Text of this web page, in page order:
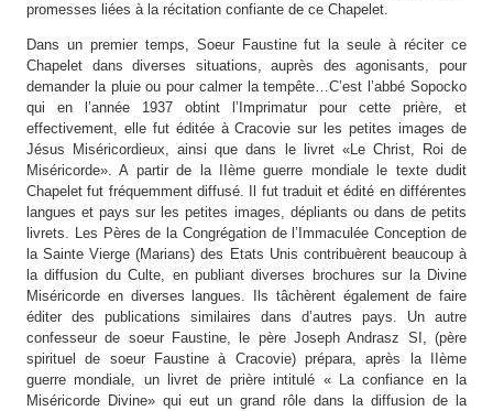
promesses liées à la récitation confiante de ce Chapelet.
Dans un premier temps, Soeur Faustine fut la seule à réciter ce
Chapelet dans diverses situations, auprès des agonisants, pour
demander la pluie ou pour calmer la tempête…C’est l’abbé Sopocko
qui en l’année 1937 obtint l’Imprimatur pour cette prière, et
effectivement, elle fut éditée à Cracovie sur les petites images de
Jésus Miséricordieux, ainsi que dans le livret «Le Christ, Roi de
Miséricorde». A partir de la IIème guerre mondiale le texte dudit
Chapelet fut fréquemment diffusé. Il fut traduit et édité en différentes
langues et pays sur les petites images, dépliants ou dans de petits
livrets. Les Pères de la Congrégation de l’Immaculée Conception de
la Sainte Vierge (Marians) des Etats Unis contribuèrent beaucoup à
la diffusion du Culte, en publiant diverses brochures sur la Divine
Miséricorde en diverses langues. Ils tâchèrent également de faire
éditer des publications similaires dans d’autres pays. Un autre
confesseur de soeur Faustine, le père Joseph Andrasz SI, (père
spirituel de soeur Faustine à Cracovie) prépara, après la IIème
guerre mondiale, un livret de prière intitulé « La confiance en la
Miséricorde Divine» qui eut un grand rôle dans la diffusion de la